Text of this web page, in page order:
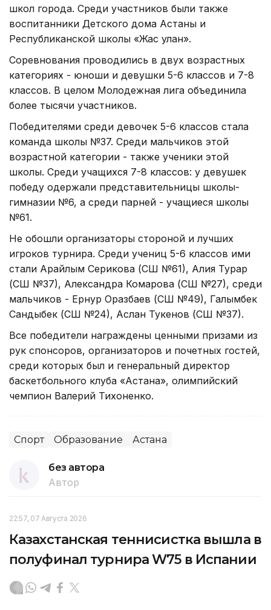
школ города. Среди участников были также
воспитанники Детского дома Астаны и
Республиканской школы «Жас улан».
Соревнования проводились в двух возрастных
категориях - юноши и девушки 5-6 классов и 7-8
классов. В целом Молодежная лига объединила
более тысячи участников.
Победителями среди девочек 5-6 классов стала
команда школы №37. Среди мальчиков этой
возрастной категории - также ученики этой
школы. Среди учащихся 7-8 классов: у девушек
победу одержали представительницы школы-
гимназии №6, а среди парней - учащиеся школы
№61.
Не обошли организаторы стороной и лучших
игроков турнира. Среди учениц 5-6 классов ими
стали Арайлым Серикова (СШ №61), Алия Турар
(СШ №37), Александра Комарова (СШ №27), среди
мальчиков - Ернур Оразбаев (СШ №49), Галымбек
Сандыбек (СШ №24), Аслан Тукенов (СШ №37).
Все победители награждены ценными призами из
рук спонсоров, организаторов и почетных гостей,
среди которых был и генеральный директор
баскетбольного клуба «Астана», олимпийский
чемпион Валерий Тихоненко.
Спорт Образование Астана
без автора
Автор
22:57, 07 Августа 2026
Казахстанская теннисистка вышла в
полуфинал турнира W75 в Испании